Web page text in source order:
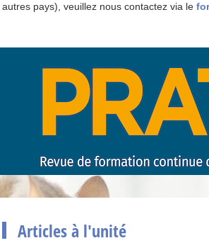
autres pays), veuillez nous contactez via le
Articles à l'unité